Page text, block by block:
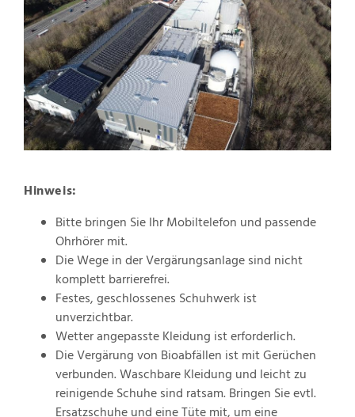
Hinweis:
Bitte bringen Sie Ihr Mobiltelefon und passende
Ohrhörer mit.
Die Wege in der Vergärungsanlage sind nicht
komplett barrierefrei.
Festes, geschlossenes Schuhwerk ist
unverzichtbar.
Wetter angepasste Kleidung ist erforderlich.
Die Vergärung von Bioabfällen ist mit Gerüchen
verbunden. Waschbare Kleidung und leicht zu
reinigende Schuhe sind ratsam. Bringen Sie evtl.